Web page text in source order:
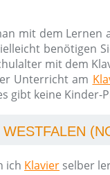
mit dem Lernen
benötigen
mit dem
Unterricht am
gibt keine
ich Klavier selber